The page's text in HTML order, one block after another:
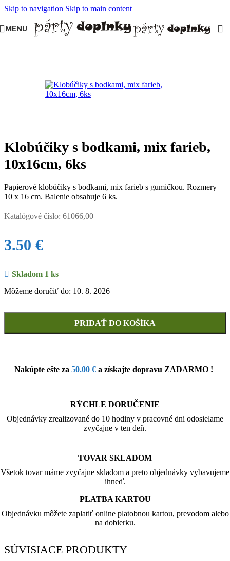
Skip to navigation Skip to main content
MENU
PÁRTY DOPLNKY Papierové klobúčiky, čelenky
Klobúčiky s bodkami, mix farieb,
10x16cm, 6ks
Papierové klobúčiky s bodkami, mix farieb s gumičkou. Rozmery
10 x 16 cm. Balenie obsahuje 6 ks.
Katalógové číslo: 61066,00
3.50 €
Skladom 1 ks
Môžeme doručiť do: 10. 8. 2026
PRIDAŤ DO KOŠÍKA
Nakúpte ešte za 50.00 € a získajte dopravu ZADARMO !
RÝCHLE DORUČENIE
Objednávky zrealizované do 10 hodiny v pracovné dni odosielame
zvyčajne v ten deň.
TOVAR SKLADOM
Všetok tovar máme zvyčajne skladom a preto objednávky vybavujeme
ihneď.
PLATBA KARTOU
Objednávku môžete zaplatiť online platobnou kartou, prevodom alebo
na dobierku.
SÚVISIACE PRODUKTY